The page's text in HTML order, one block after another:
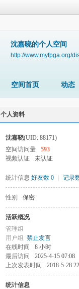
沈嘉晓的个人空间
http://www.myfpga.org/
空间首页 动态
个人资料
沈嘉晓(UID: 88171)
空间访问量
593
视频认证
未认证
统计信息 好友数 0 记录
性别 保密
活跃概况
管理组
用户组 禁止发言
在线时间
8 小时
最后访问
2025-4-15 07:08
上次发表时间
2018-5-28
统计信息